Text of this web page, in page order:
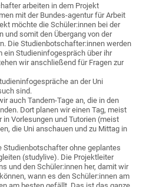
arbeiten in dem Projekt
mit der Bundes-agentur für Arbeit
möchte die Schüler:innen bei der
und somit den Übergang von der
Die Studienbotschafter:innen werden
ein Studieninfogespräch über ihr
wir anschließend für Fragen zur
an der Uni
sind.
auch Tandem-Tage an, die in den
Dort planen wir einen Tag, meist
in Vorlesungen und Tutorien (meist
die Uni anschauen und zu Mittag in
Studienbotschafter ohne geplantes
(studylive). Die Projektleiter
und den Schüler:innen her, damit wir
wann es den Schüler:innen am